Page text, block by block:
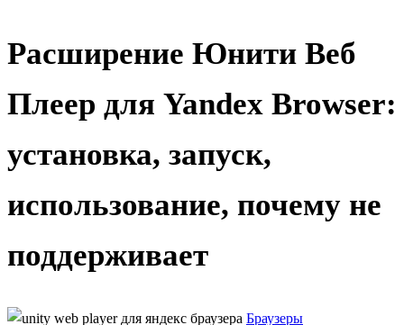
Расширение Юнити Веб
Плеер для Yandex Browser:
установка, запуск,
использование, почему не
поддерживает
Браузеры